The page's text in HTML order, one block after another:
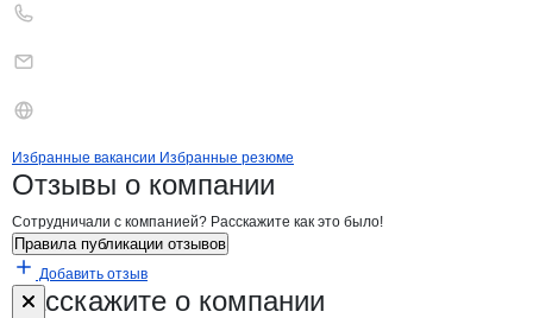
Брендыкомпани Атон
Вакансии вАтон
Избранные вакансии Избранные резюме
Новости oАтон, ООО
Отзывы о компании
Сотрудничали с компанией? Расскажите как это было!
Правила публикации отзывов
Добавить отзыв
Расскажите о компании
Форма обратной связи о неточностях